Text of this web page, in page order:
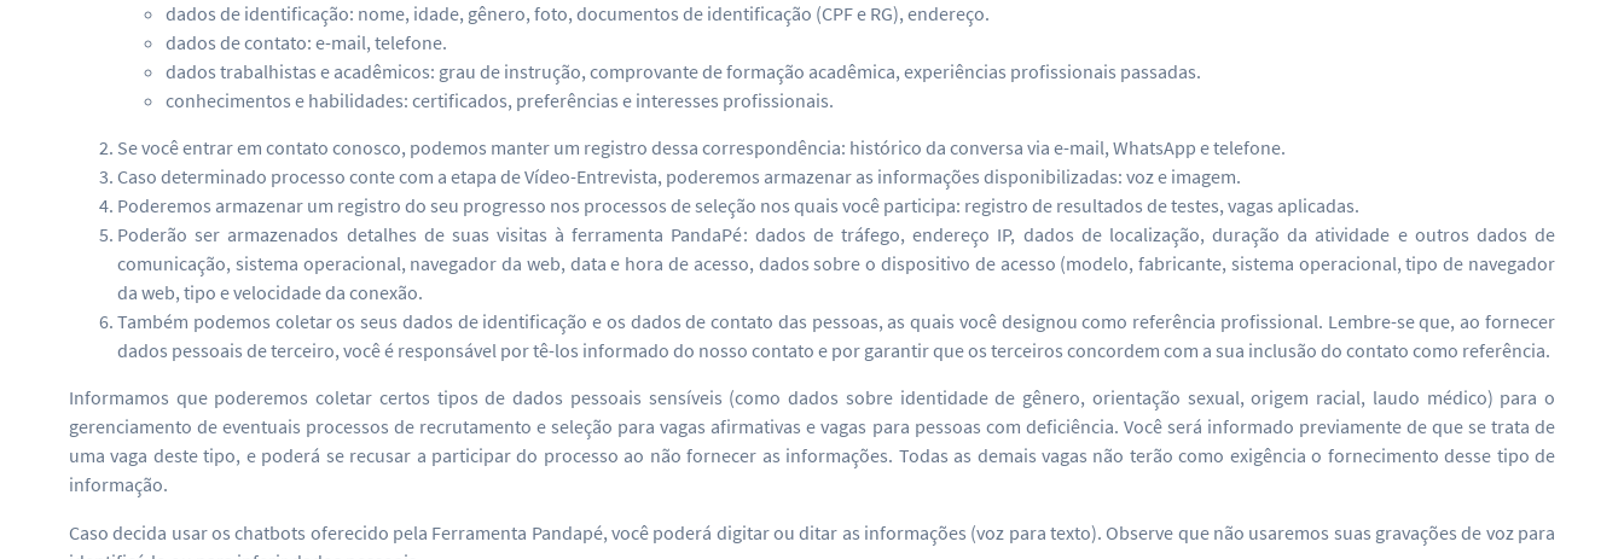
dados de identificação: nome, idade, gênero, foto, documentos de identificação (CPF e RG), endereço.
dados de contato: e-mail, telefone.
dados trabalhistas e acadêmicos: grau de instrução, comprovante de formação acadêmica, experiências profissionais passadas.
conhecimentos e habilidades: certificados, preferências e interesses profissionais.
Se você entrar em contato conosco, podemos manter um registro dessa correspondência: histórico da conversa via e-mail, WhatsApp e telefone.
Caso determinado processo conte com a etapa de Vídeo-Entrevista, poderemos armazenar as informações disponibilizadas: voz e imagem.
Poderemos armazenar um registro do seu progresso nos processos de seleção nos quais você participa: registro de resultados de testes, vagas aplicadas.
Poderão ser armazenados detalhes de suas visitas à ferramenta PandaPé: dados de tráfego, endereço IP, dados de localização, duração da atividade e outros dados de
comunicação, sistema operacional, navegador da web, data e hora de acesso, dados sobre o dispositivo de acesso (modelo, fabricante, sistema operacional, tipo de navegador
da web, tipo e velocidade da conexão.
Também podemos coletar os seus dados de identificação e os dados de contato das pessoas, as quais você designou como referência profissional. Lembre-se que, ao fornecer
dados pessoais de terceiro, você é responsável por tê-los informado do nosso contato e por garantir que os terceiros concordem com a sua inclusão do contato como referência.
Informamos que poderemos coletar certos tipos de dados pessoais sensíveis (como dados sobre identidade de gênero, orientação sexual, origem racial, laudo médico) para o
gerenciamento de eventuais processos de recrutamento e seleção para vagas afirmativas e vagas para pessoas com deficiência. Você será informado previamente de que se trata de
uma vaga deste tipo, e poderá se recusar a participar do processo ao não fornecer as informações. Todas as demais vagas não terão como exigência o fornecimento desse tipo de
informação.
Caso decida usar os chatbots oferecido pela Ferramenta Pandapé, você poderá digitar ou ditar as informações (voz para texto). Observe que não usaremos suas gravações de voz para